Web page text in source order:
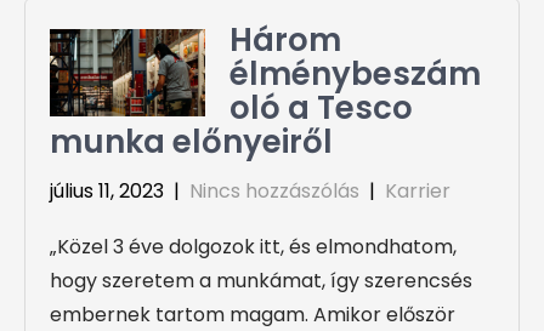
Három
élménybeszám
oló a Tesco
munka előnyeiről
július 11, 2023 | Nincs hozzászólás | Karrier
„Közel 3 éve dolgozok itt, és elmondhatom,
hogy szeretem a munkámat, így szerencsés
embernek tartom magam. Amikor először